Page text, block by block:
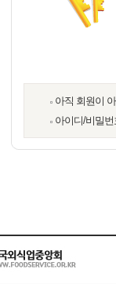
아직 회원이
아이디/비밀